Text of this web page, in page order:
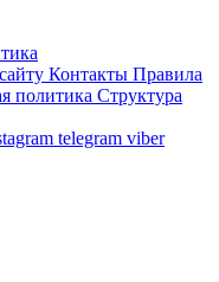
Контакты Правила
политика Структура
telegram viber